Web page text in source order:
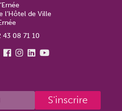
l’Hôtel de Ville
43 08 71 10
S'inscrire